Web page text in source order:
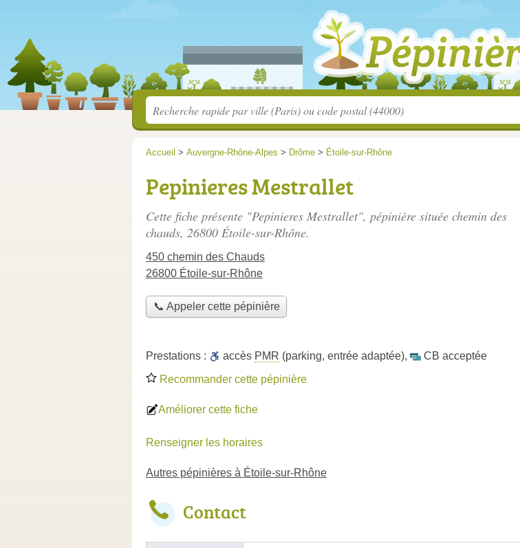
Accueil > Auvergne-Rhône-Alpes > Drôme > Étoile-sur-Rhône
Pepinieres Mestrallet
Cette fiche présente "Pepinieres Mestrallet", pépinière située chemin des
chauds, 26800 Étoile-sur-Rhône.
450 chemin des Chauds
26800 Étoile-sur-Rhône
📞 Appeler cette pépinière
Prestations : accès PMR (parking, entrée adaptée),
CB acceptée
Recommander cette pépinière
Améliorer cette fiche
Renseigner les horaires
Autres pépinières à Étoile-sur-Rhône
Contact